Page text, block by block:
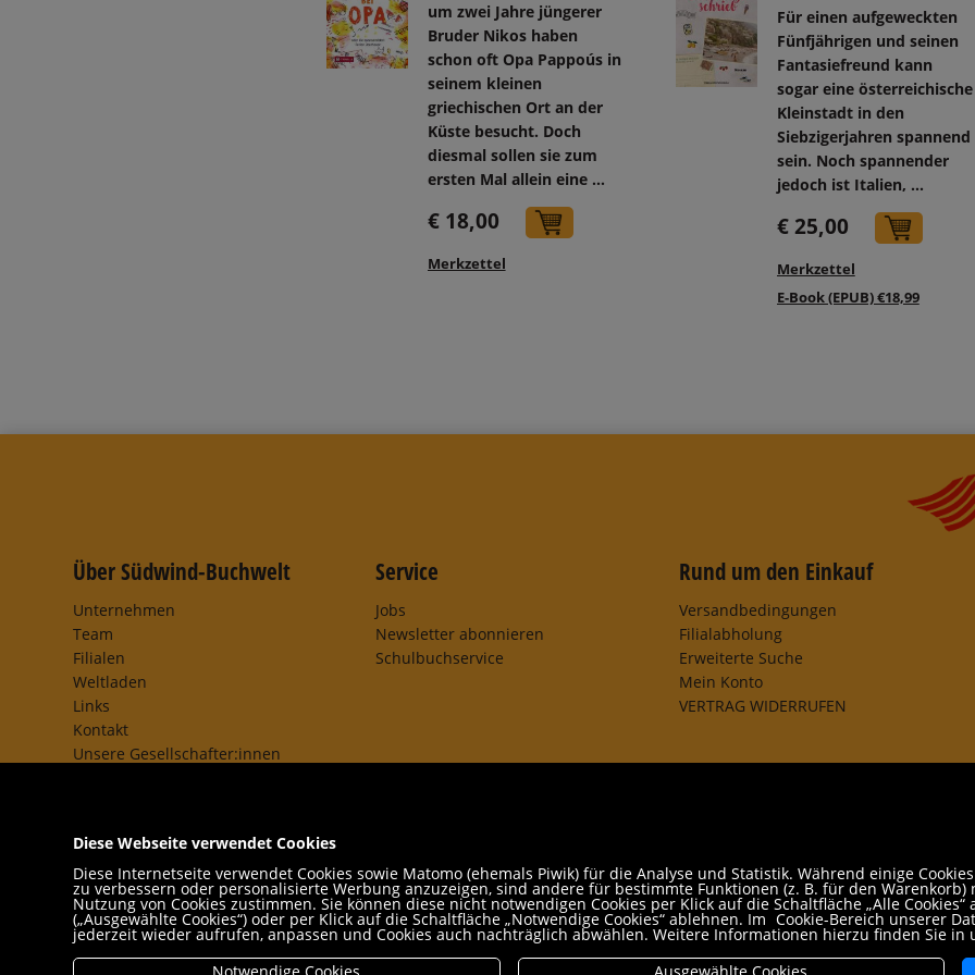
um zwei Jahre jüngerer
Bruder Nikos haben
schon oft Opa Pappoús in
seinem kleinen
griechischen Ort an der
Küste besucht. Doch
diesmal sollen sie zum
ersten Mal allein eine ...
€ 18,00
Merkzettel
Für einen aufgeweckten
Fünfjährigen und seinen
Fantasiefreund kann
sogar eine österreichische
Kleinstadt in den
Siebzigerjahren spannend
sein. Noch spannender
jedoch ist Italien, ...
€ 25,00
Merkzettel
E-Book (EPUB) €18,99
Über Südwind-Buchwelt
Unternehmen
Team
Filialen
Weltladen
Links
Kontakt
Unsere Gesellschafter:innen
Freund:innen
Service
Jobs
Newsletter abonnieren
Schulbuchservice
Rund um den Einkauf
Versandbedingungen
Filialabholung
Erweiterte Suche
Mein Konto
VERTRAG WIDERRUFEN
Diese Webseite verwendet Cookies
Diese Internetseite verwendet Cookies sowie Matomo (ehemals Piwik) für die Analyse und Statistik. Während einige
zu verbessern oder personalisierte Werbung anzuzeigen, sind andere für bestimmte Funktionen (z. B. für den
Nutzung von Cookies zustimmen. Sie können diese nicht notwendigen Cookies per Klick auf die Schaltfläche „Alle
(„Ausgewählte Cookies“) oder per Klick auf die Schaltfläche „Notwendige Cookies“ ablehnen. Im Cookie-Bereich unserer
jederzeit wieder aufrufen, anpassen und Cookies auch nachträglich abwählen. Weitere Informationen hierzu finden Sie in